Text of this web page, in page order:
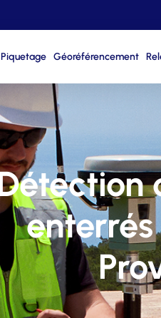
Géoréférencement